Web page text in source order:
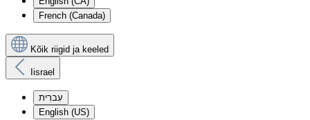
French (Canada)
Kõik riigid ja keeled
Iisrael
עִברִית
English (US)